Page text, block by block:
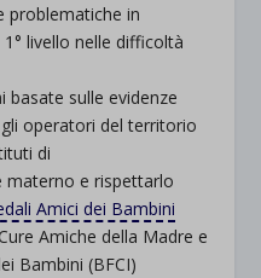
problematiche in
livello nelle difficoltà
sulle evidenze
operatori del territorio
di
materno e rispettarlo
Amici dei Bambini
Amiche della Madre e
Bambini (BFCI)